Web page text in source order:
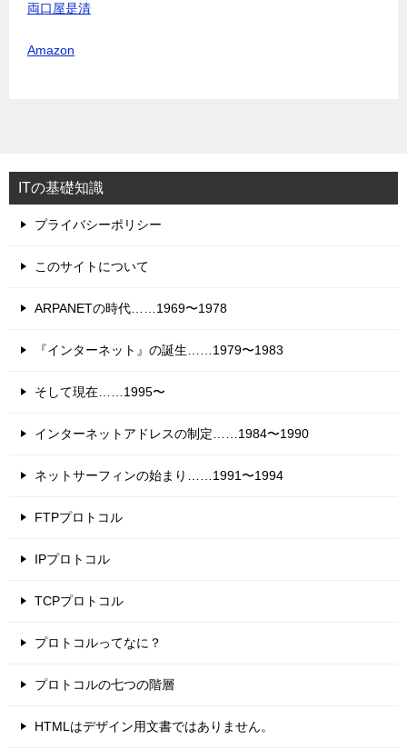
両口屋是清
Amazon
ITの基礎知識
プライバシーポリシー
このサイトについて
ARPANETの時代……1969〜1978
『インターネット』の誕生……1979〜1983
そして現在……1995〜
インターネットアドレスの制定……1984〜1990
ネットサーフィンの始まり……1991〜1994
FTPプロトコル
IPプロトコル
TCPプロトコル
プロトコルってなに？
プロトコルの七つの階層
HTMLはデザイン用文書ではありません。